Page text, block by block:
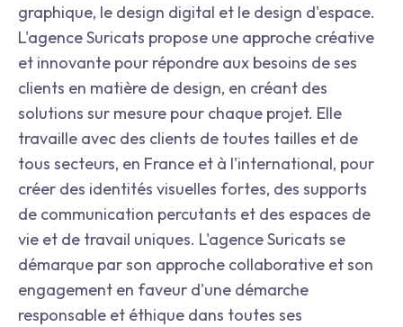
graphique, le design digital et le design d'espace.
L'agence Suricats propose une approche créative
et innovante pour répondre aux besoins de ses
clients en matière de design, en créant des
solutions sur mesure pour chaque projet. Elle
travaille avec des clients de toutes tailles et de
tous secteurs, en France et à l'international, pour
créer des identités visuelles fortes, des supports
de communication percutants et des espaces de
vie et de travail uniques. L'agence Suricats se
démarque par son approche collaborative et son
engagement en faveur d'une démarche
responsable et éthique dans toutes ses